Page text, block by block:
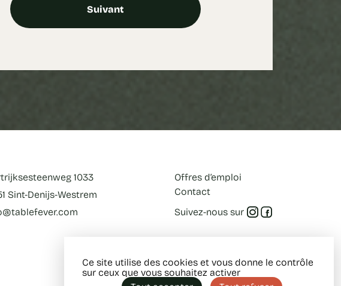
Suivant
1033
Sint-Denijs-Westrem
Offres d’emploi
Contact
Suivez-nous sur
Ce site utilise des cookies et vous donne le contrôle
sur ceux que vous souhaitez activer